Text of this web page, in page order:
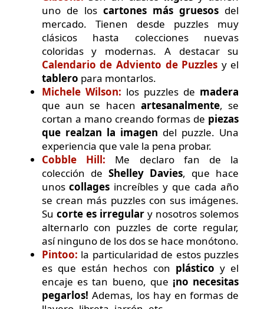
uno de loscartones más gruesos del
mercado. Tienen desde puzzles muy
clásicos hasta colecciones nuevas
coloridas y modernas. A destacar su
Calendario de Adviento de Puzzles y el
tablero para montarlos.
Michele Wilson: los puzzles de madera
que aun se hacenartesanalmente, se
cortan a mano creando formas de piezas
que realzan la imagen del puzzle. Una
experiencia que vale la pena probar.
Cobble Hill: Me declaro fan de la
colección de Shelley Davies, que hace
unoscollages increíbles y que cada año
se crean más puzzles con sus imágenes.
Su corte es irregular y nosotros solemos
alternarlo con puzzles de corte regular,
así ninguno de los dos se hace monótono.
Pintoo: la particularidad de estos puzzles
es que están hechos con plástico y el
encaje es tan bueno, que ¡no necesitas
pegarlos! Ademas, los hay en formas de